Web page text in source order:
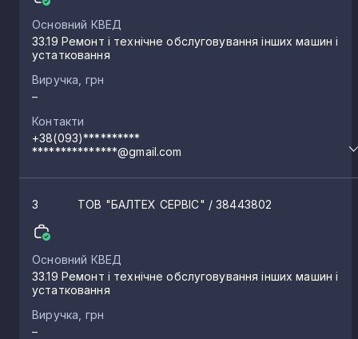
Основний КВЕД
33.19 Ремонт і технічне обслуговування інших машин і
устатковання
Виручка, грн
–
Контакти
+38(093)**********
***************@gmail.com
3 ТОВ "БАЛТЕХ СЕРВІС" / 38443802
Основний КВЕД
33.19 Ремонт і технічне обслуговування інших машин і
устатковання
Виручка, грн
–